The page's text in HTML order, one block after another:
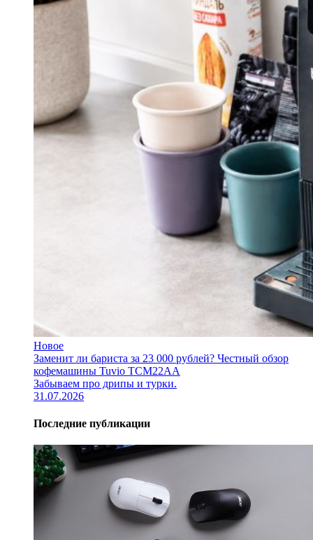
Новое
Заменит ли бариста за 23 000 рублей? Честный обзор
кофемашины Tuvio TCM22AA
Забываем про дрипы и турки.
31.07.2026
Последние публикации